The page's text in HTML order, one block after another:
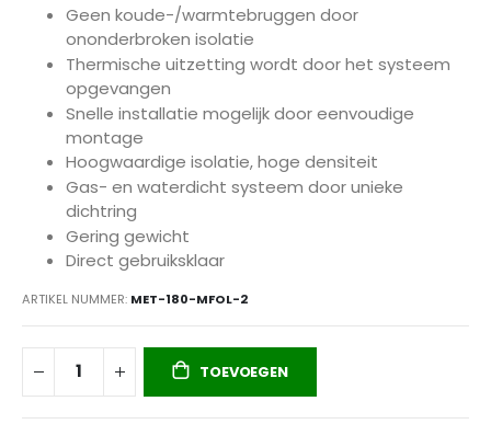
Geen koude-/warmtebruggen door
ononderbroken isolatie
Thermische uitzetting wordt door het systeem
opgevangen
Snelle installatie mogelijk door eenvoudige
montage
Hoogwaardige isolatie, hoge densiteit
Gas- en waterdicht systeem door unieke
dichtring
Gering gewicht
Direct gebruiksklaar
ARTIKEL NUMMER MET-180-MFOL-2
TOEVOEGEN